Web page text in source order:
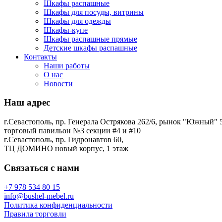
Шкафы распашные
Шкафы для посуды, витрины
Шкафы для одежды
Шкафы-купе
Шкафы распашные прямые
Детские шкафы распашные
Контакты
Наши работы
О нас
Новости
Наш адрес
г.Севастополь, пр. Генерала Острякова 262/6, рынок "Южный"
торговый павильон №3 секции #4 и #10
г.Севастополь, пр. Гидронавтов 60,
ТЦ ДОМИНО новый корпус, 1 этаж
Связаться с нами
+7 978 534 80 15
info@bushel-mebel.ru
Политика конфиденциальности
Правила торговли